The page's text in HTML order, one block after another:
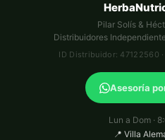
Pilar Solís &
Distribuidores
ID Distribuidor: 47122560
Asesoría
Lun a Dom ·
📍 Villa